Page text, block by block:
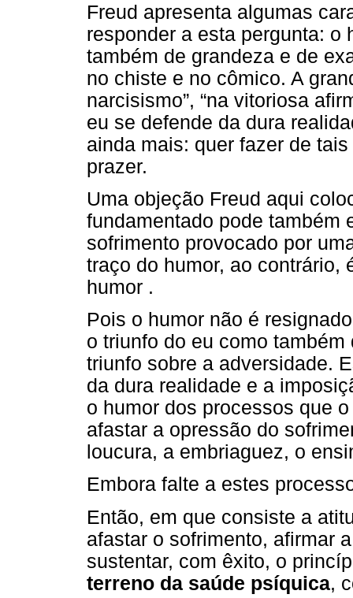
Freud apresenta algumas
responder a esta pergunta: o
também de grandeza e de
no chiste e no cômico. A
narcisismo”, “na vitoriosa
eu se defende da dura
ainda mais: quer fazer de
prazer.
Uma objeção Freud aqui
fundamentado pode também
sofrimento provocado por
traço do humor, ao contrário,
humor .
Pois o humor não é
o triunfo do eu como
triunfo sobre a adversidade.
da dura realidade e a
o humor dos processos que
afastar a opressão do
loucura, a embriaguez, o
Embora falte a estes
Então, em que consiste a
afastar o sofrimento, afirmar
sustentar, com êxito, o
terreno da saúde psíquica,